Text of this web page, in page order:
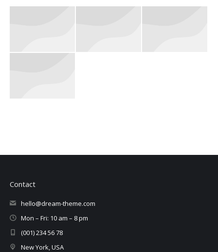
Contact
hello@dream-theme.com
Mon – Fri: 10 am – 8 pm
(001) 234 56 78
New York, USA